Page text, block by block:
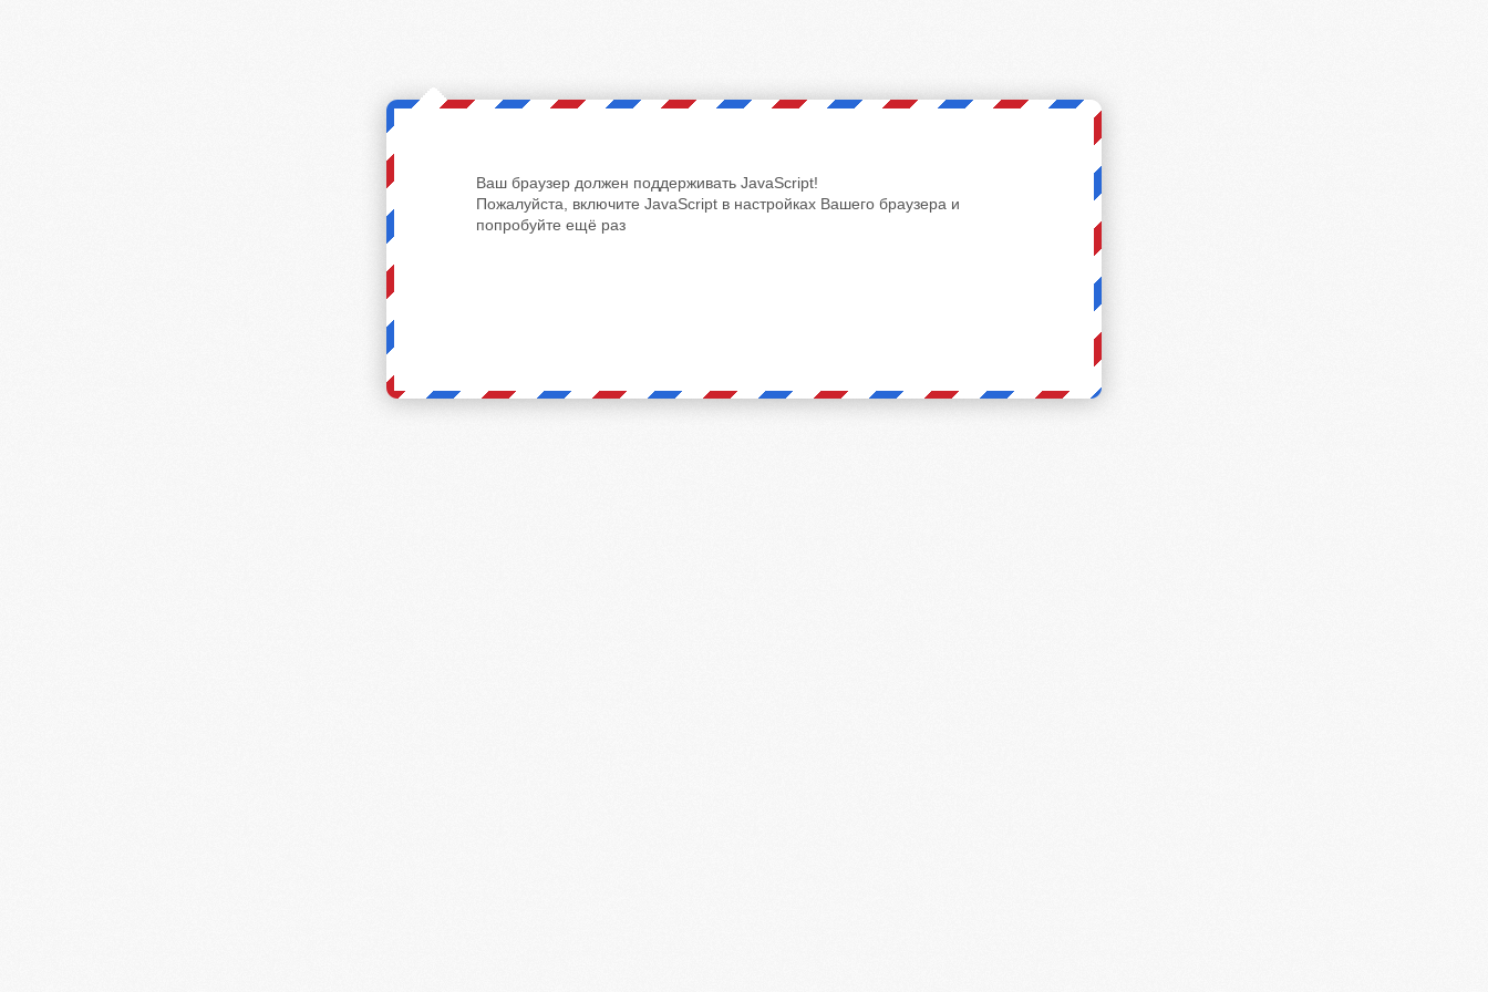
Ваш браузер должен поддерживать JavaScript!
Пожалуйста, включите JavaScript в настройках Вашего браузера и
попробуйте ещё раз